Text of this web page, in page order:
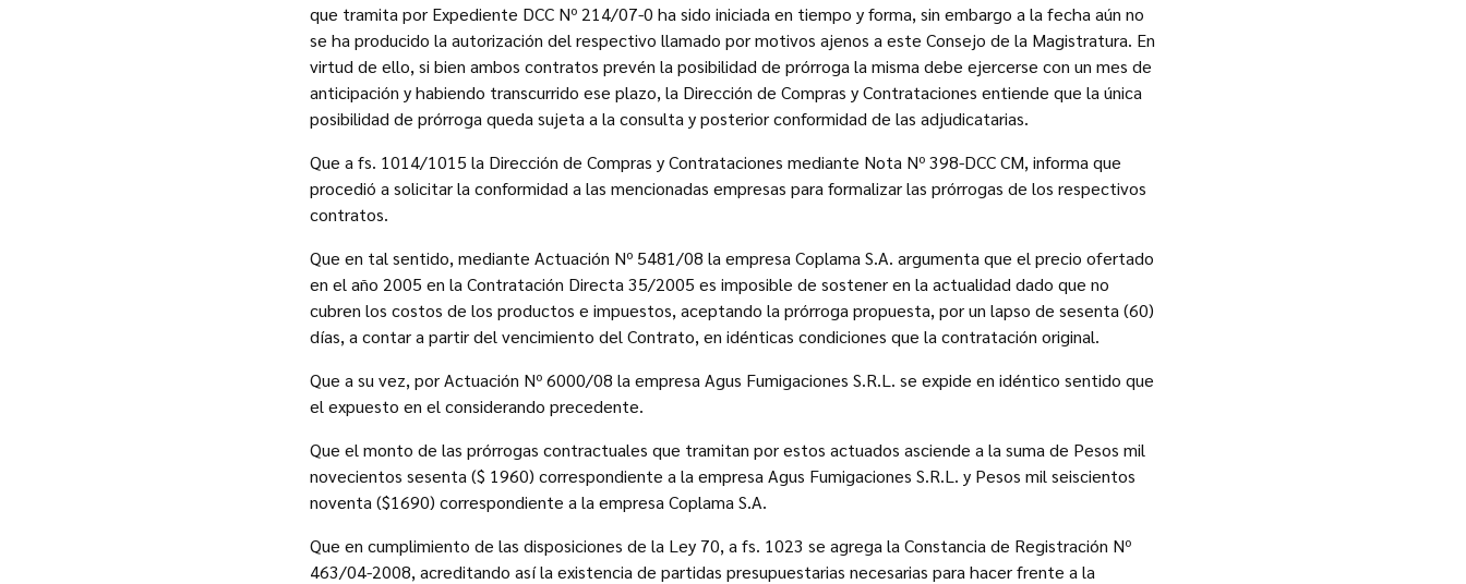
que tramita por Expediente DCC Nº 214/07-0 ha sido iniciada en tiempo y forma, sin embargo a la fecha aún no
se ha producido la autorización del respectivo llamado por motivos ajenos a este Consejo de la Magistratura. En
virtud de ello, si bien ambos contratos prevén la posibilidad de prórroga la misma debe ejercerse con un mes de
anticipación y habiendo transcurrido ese plazo, la Dirección de Compras y Contrataciones entiende que la única
posibilidad de prórroga queda sujeta a la consulta y posterior conformidad de las adjudicatarias.
Que a fs. 1014/1015 la Dirección de Compras y Contrataciones mediante Nota Nº 398-DCC CM, informa que
procedió a solicitar la conformidad a las mencionadas empresas para formalizar las prórrogas de los respectivos
contratos.
Que en tal sentido, mediante Actuación Nº 5481/08 la empresa Coplama S.A. argumenta que el precio ofertado
en el año 2005 en la Contratación Directa 35/2005 es imposible de sostener en la actualidad dado que no
cubren los costos de los productos e impuestos, aceptando la prórroga propuesta, por un lapso de sesenta (60)
días, a contar a partir del vencimiento del Contrato, en idénticas condiciones que la contratación original.
Que a su vez, por Actuación Nº 6000/08 la empresa Agus Fumigaciones S.R.L. se expide en idéntico sentido que
el expuesto en el considerando precedente.
Que el monto de las prórrogas contractuales que tramitan por estos actuados asciende a la suma de Pesos mil
novecientos sesenta ($ 1960) correspondiente a la empresa Agus Fumigaciones S.R.L. y Pesos mil seiscientos
noventa ($1690) correspondiente a la empresa Coplama S.A.
Que en cumplimiento de las disposiciones de la Ley 70, a fs. 1023 se agrega la Constancia de Registración Nº
463/04-2008, acreditando así la existencia de partidas presupuestarias necesarias para hacer frente a la